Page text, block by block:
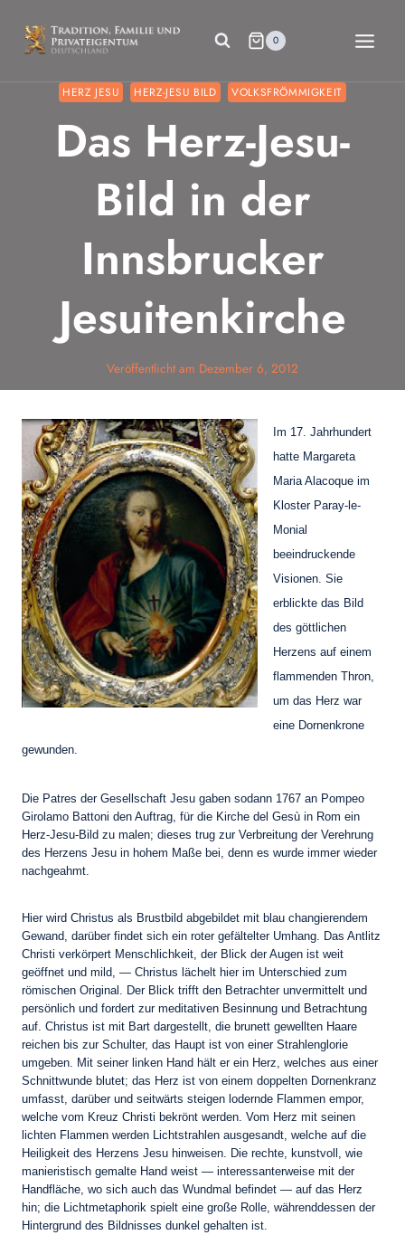
Inhalt
springen
0
HERZ JESU HERZ-JESU BILD VOLKSFRÖMMIGKEIT
Das Herz-Jesu-
Bild in der
Innsbrucker
Jesuitenkirche
Veröffentlicht am Dezember 6, 2012
Im 17. Jahrhundert
hatte Margareta
Maria Alacoque im
Kloster Paray-le-
Monial
beeindruckende
Visionen. Sie
erblickte das Bild
des göttlichen
Herzens auf einem
flammenden Thron,
um das Herz war
eine Dornenkrone
gewunden.
Die Patres der Gesellschaft Jesu gaben sodann 1767 an Pompeo
Girolamo Battoni den Auftrag, für die Kirche del Gesù in Rom ein
Herz-Jesu-Bild zu malen; dieses trug zur Verbreitung der Verehrung
des Herzens Jesu in hohem Maße bei, denn es wurde immer wieder
nachgeahmt.
Hier wird Christus als Brustbild abgebildet mit blau changierendem
Gewand, darüber findet sich ein roter gefältelter Umhang. Das Antlitz
Christi verkörpert Menschlichkeit, der Blick der Augen ist weit
geöffnet und mild, — Christus lächelt hier im Unterschied zum
römischen Original. Der Blick trifft den Betrachter unvermittelt und
persönlich und fordert zur meditativen Besinnung und Betrachtung
auf. Christus ist mit Bart dargestellt, die brunett gewellten Haare
reichen bis zur Schulter, das Haupt ist von einer Strahlenglorie
umgeben. Mit seiner linken Hand hält er ein Herz, welches aus einer
Schnittwunde blutet; das Herz ist von einem doppelten Dornenkranz
umfasst, darüber und seitwärts steigen lodernde Flammen empor,
welche vom Kreuz Christi bekrönt werden. Vom Herz mit seinen
lichten Flammen werden Lichtstrahlen ausgesandt, welche auf die
Heiligkeit des Herzens Jesu hinweisen. Die rechte, kunstvoll, wie
manieristisch gemalte Hand weist — interessanterweise mit der
Handfläche, wo sich auch das Wundmal befindet — auf das Herz
hin; die Lichtmetaphorik spielt eine große Rolle, währenddessen der
Hintergrund des Bildnisses dunkel gehalten ist.